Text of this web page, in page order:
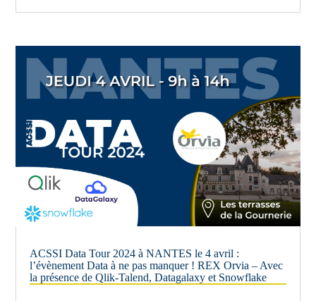
ACSSI Data Tour 2024 à NANTES le 4 avril :
l’évènement Data à ne pas manquer ! REX Orvia – Avec
la présence de Qlik-Talend, Datagalaxy et Snowflake